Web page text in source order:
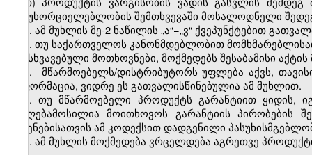
განუხორციელებლობის შემთხვევაში მოსალოდნელი
3. ამ მუხლის მე-2 ნაწილის „ა“−„ვ“ ქვეპუნქტებით
4. თუ საქართველოს კანონმდებლობით
განსხვავებული მოთხოვნები, მოქმედებს შესაბამისი
5. მწარმოებელს/დისტრიბუტორს უფლება აქვს,
ინფორმაცია, ვიდრე ეს გათვალისწინებულია ამ მუხლით.
6. თუ მწარმოებელი პროდუქტს გარანტიით ყიდის,
უფლებამოსილია მოითხოვოს გარანტიის პირობების
მიყენებისათვის ამ კოდექსით დადგენილი
7. ამ მუხლის მოქმედება ვრცელდება აგრეთვე